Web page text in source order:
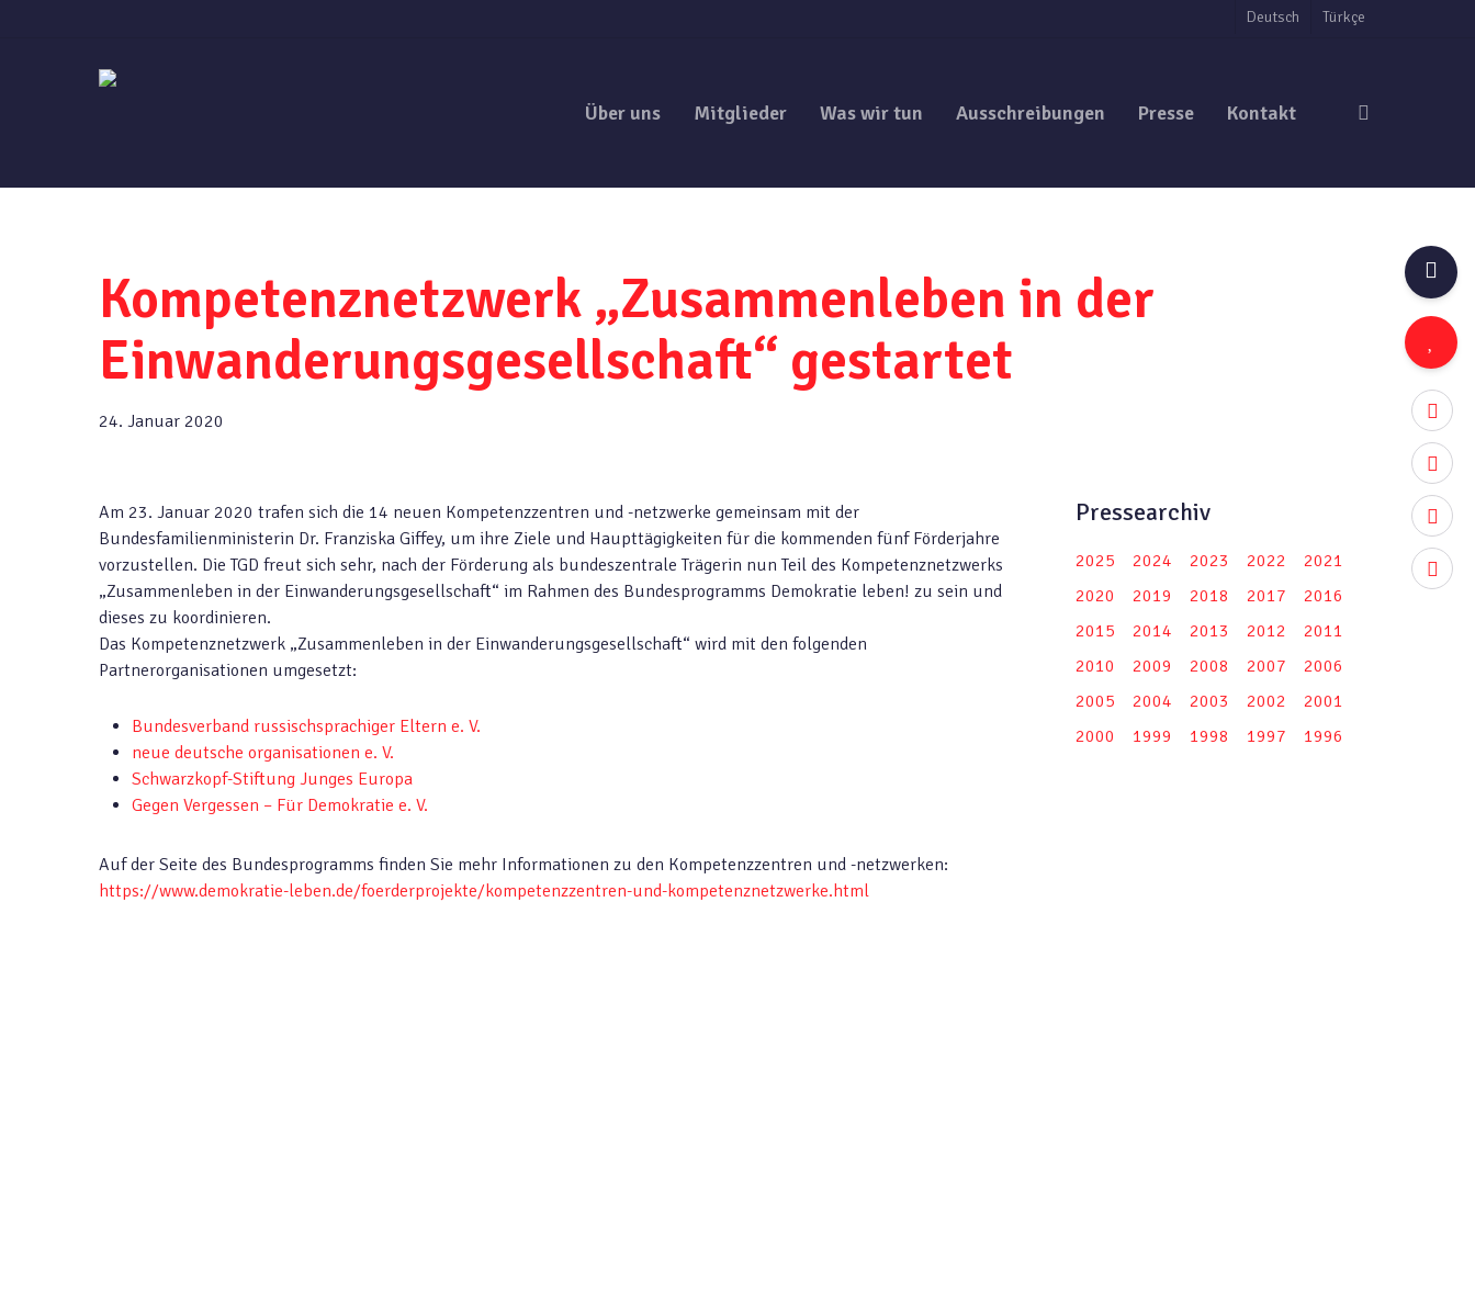
twitter
Deutsch Türkçe
Über uns Mitglieder Was wir tun Ausschreibungen Presse Kontakt
Kompetenznetzwerk „Zusammenleben in der
Einwanderungsgesellschaft“ gestartet
24. Januar 2020
Am 23. Januar 2020 trafen sich die 14 neuen Kompetenzzentren und -netzwerke gemeinsam mit der
Bundesfamilienministerin Dr. Franziska Giffey, um ihre Ziele und Haupttägigkeiten für die kommenden fünf Förderjahre
vorzustellen. Die TGD freut sich sehr, nach der Förderung als bundeszentrale Trägerin nun Teil des Kompetenznetzwerks
„Zusammenleben in der Einwanderungsgesellschaft“ im Rahmen des Bundesprogramms Demokratie leben! zu sein und
dieses zu koordinieren.
Das Kompetenznetzwerk „Zusammenleben in der Einwanderungsgesellschaft“ wird mit den folgenden
Partnerorganisationen umgesetzt:
Bundesverband russischsprachiger Eltern e. V.
neue deutsche organisationen e. V.
Schwarzkopf-Stiftung Junges Europa
Gegen Vergessen – Für Demokratie e. V.
Auf der Seite des Bundesprogramms finden Sie mehr Informationen zu den Kompetenzzentren und -netzwerken:
https://www.demokratie-leben.de/foerderprojekte/kompetenzzentren-und-kompetenznetzwerke.html
Pressearchiv
2025 2024 2023 2022
2021
2020
2019 2018 2017
2016
2015
2014 2013 2012
2011
2010
2009 2008 2007
2006
2005
2004 2003 2002
2001
2000
1999 1998 1997 1996